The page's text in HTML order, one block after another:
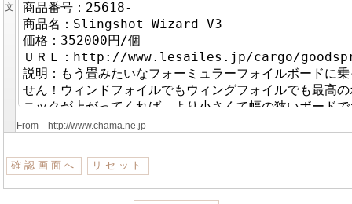
文
--------------------------------
From http://www.chama.ne.jp